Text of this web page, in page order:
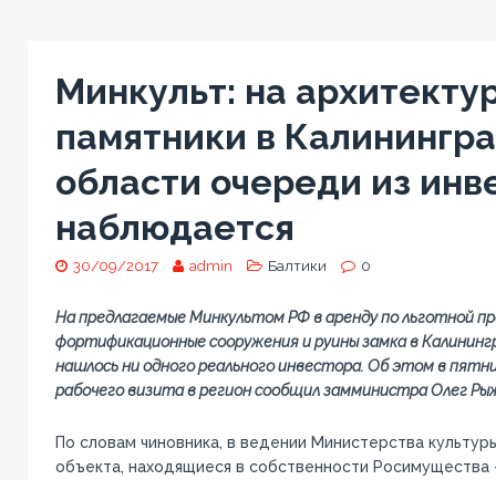
Минкульт: на
памятники в
области очереди из
наблюдается
30/09/2017 admin Балтики 0
На предлагаемые Минкультом РФ в аренду по льготной
фортификационные сооружения и руины замка в
нашлось ни одного реального инвестора. Об этом в
рабочего визита в регион сообщил замминистра Олег
По словам чиновника, в ведении Министерства
объекта, находящиеся в собственности